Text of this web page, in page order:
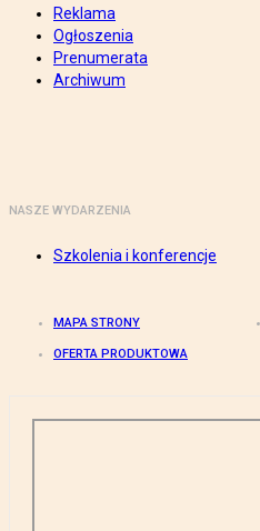
Reklama
Ogłoszenia
Prenumerata
Archiwum
NASZE WYDARZENIA
Szkolenia i konferencje
MAPA STRONY
OFERTA PRODUKTOWA